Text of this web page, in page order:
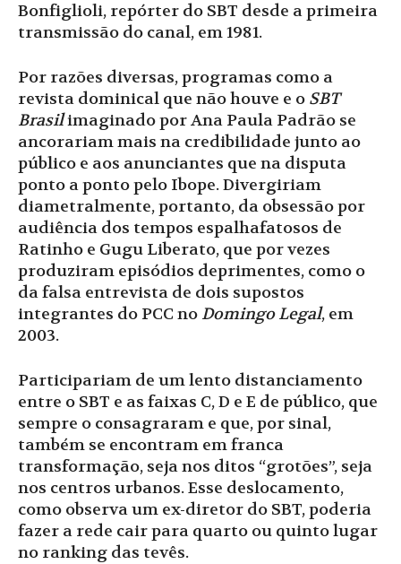
Bonfiglioli, repórter do SBT desde a primeira
transmissão do canal, em 1981.
Por razões diversas, programas como a
revista dominical que não houve e o SBT
Brasilimaginado por Ana Paula Padrão se
ancorariam mais na credibilidade junto ao
público e aos anunciantes que na disputa
ponto a ponto pelo Ibope. Divergiriam
diametralmente, portanto, da obsessão por
audiência dos tempos espalhafatosos de
Ratinho e Gugu Liberato, que por vezes
produziram episódios deprimentes, como o
da falsa entrevista de dois supostos
integrantes do PCC no Domingo Legal, em
2003.
Participariam de um lento distanciamento
entre o SBT e as faixas C, D e E de público, que
sempre o consagraram e que, por sinal,
também se encontram em franca
transformação, seja nos ditos “grotões”, seja
nos centros urbanos. Esse deslocamento,
como observa um ex-diretor do SBT, poderia
fazer a rede cair para quarto ou quinto lugar
no ranking das tevês.